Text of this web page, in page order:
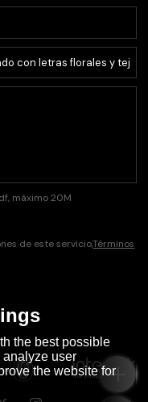
máximo 20M
de este servicio,Términos
the best possible
user
the website for